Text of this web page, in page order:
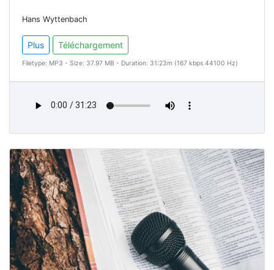
Hans Wyttenbach
Plus Téléchargement
Filetype: MP3 - Size: 37.97 MB - Duration: 31:23m (167 kbps 44100 Hz)